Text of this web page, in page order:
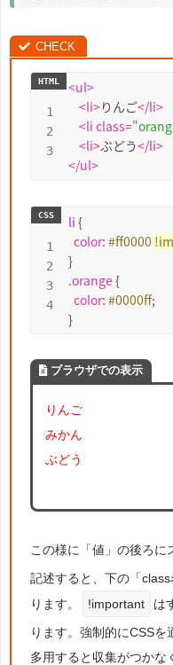
<ul>
<li>りんご</li>
<li class=
<li>ぶどう</li>
</ul>
li {
color: #ff0000
.orange {
color: #0000ff;
}
ブラウザでの表示
りんご
みかん
ぶどう
この様に「値」の後ろに
記述すると、下の「
ります。
!important
は
ります。強制的にCSSを
多用すると収集がつかな